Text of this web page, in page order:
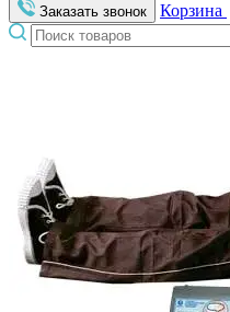
Заказать звонок Корзина